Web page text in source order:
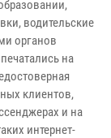
водительские
органов
на
клиентов,
и на
интернет-